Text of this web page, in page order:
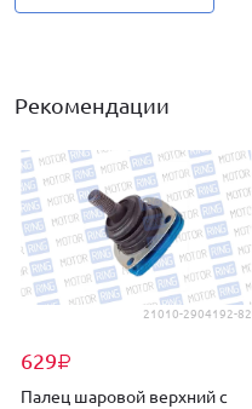
Рекомендации
21010-2904192-82
629₽
Палец шаровой верхний с